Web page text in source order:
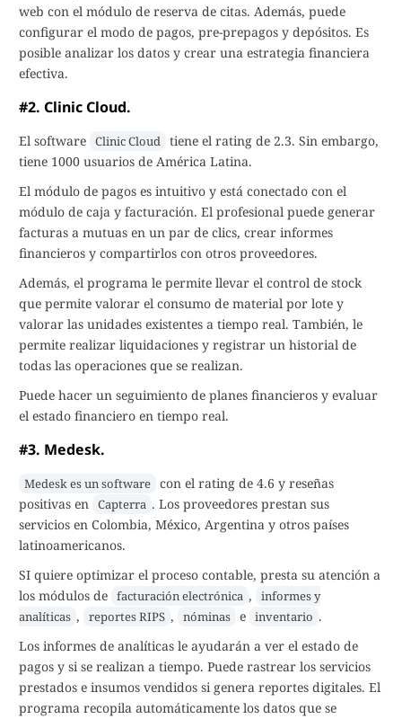
web con el módulo de reserva de citas. Además, puede
configurar el modo de pagos, pre-prepagos y depósitos. Es
posible analizar los datos y crear una estrategia financiera
efectiva.
#2. Clinic Cloud.
El software Clinic Cloud tiene el rating de 2.3. Sin embargo,
tiene 1000 usuarios de América Latina.
El módulo de pagos es intuitivo y está conectado con el
módulo de caja y facturación. El profesional puede generar
facturas a mutuas en un par de clics, crear informes
financieros y compartirlos con otros proveedores.
Además, el programa le permite llevar el control de stock
que permite valorar el consumo de material por lote y
valorar las unidades existentes a tiempo real. También, le
permite realizar liquidaciones y registrar un historial de
todas las operaciones que se realizan.
Puede hacer un seguimiento de planes financieros y evaluar
el estado financiero en tiempo real.
#3. Medesk.
Medesk es un software con el rating de 4.6 y reseñas
positivas en Capterra . Los proveedores prestan sus
servicios en Colombia, México, Argentina y otros países
latinoamericanos.
SI quiere optimizar el proceso contable, presta su atención a
los módulos de facturación electrónica ,
informes y
analíticas , reportes RIPS , nóminas e inventario .
Los informes de analíticas le ayudarán a ver el estado de
pagos y si se realizan a tiempo. Puede rastrear los servicios
prestados e insumos vendidos si genera reportes digitales. El
programa recopila automáticamente los datos que se